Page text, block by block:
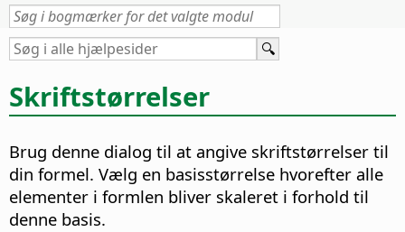
Skriftstørrelser
Brug denne dialog til at angive skriftstørrelser til
din formel. Vælg en basisstørrelse hvorefter alle
elementer i formlen bliver skaleret i forhold til
denne basis.